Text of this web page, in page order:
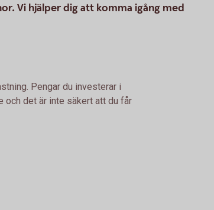
Vi hjälper dig att komma igång med
Pengar du investerar i
och det är inte säkert att du får